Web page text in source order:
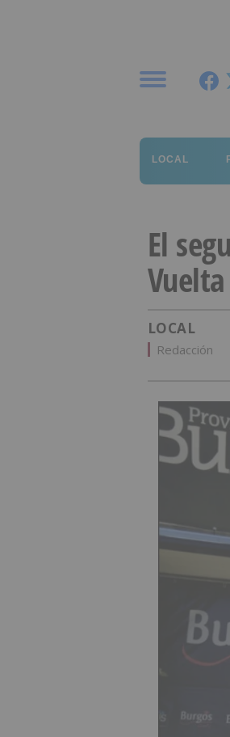
LOCAL
El
LOCAL
Redacción